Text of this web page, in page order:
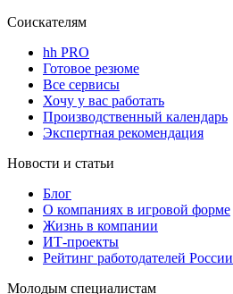
Соискателям
hh PRO
Готовое резюме
Все сервисы
Хочу у вас работать
Производственный календарь
Экспертная рекомендация
Новости и статьи
Блог
О компаниях в игровой форме
Жизнь в компании
ИТ-проекты
Рейтинг работодателей России
Молодым специалистам